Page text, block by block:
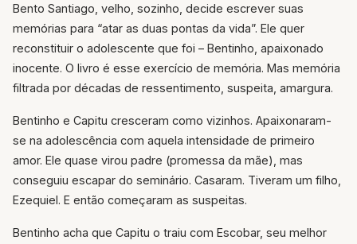
Bento Santiago, velho, sozinho, decide escrever suas
memórias para “atar as duas pontas da vida”. Ele quer
reconstituir o adolescente que foi – Bentinho, apaixonado
inocente. O livro é esse exercício de memória. Mas memória
filtrada por décadas de ressentimento, suspeita, amargura.
Bentinho e Capitu cresceram como vizinhos. Apaixonaram-
se na adolescência com aquela intensidade de primeiro
amor. Ele quase virou padre (promessa da mãe), mas
conseguiu escapar do seminário. Casaram. Tiveram um filho,
Ezequiel. E então começaram as suspeitas.
Bentinho acha que Capitu o traiu com Escobar, seu melhor